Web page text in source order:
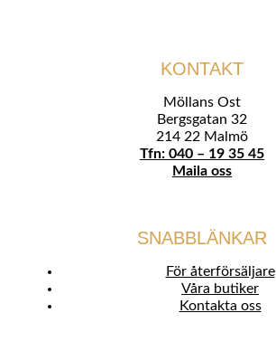
KONTAKT
Möllans Ost
Bergsgatan 32
214 22 Malmö
Tfn: 040 – 19 35 45
Maila oss
SNABBLÄNKAR
För återförsäljare
Våra butiker
Kontakta oss